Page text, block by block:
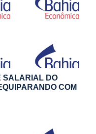
SALARIAL DO
COM